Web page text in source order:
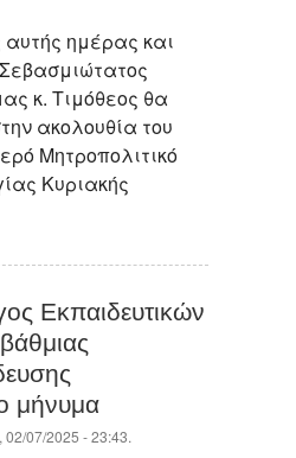
ημέρας και
κ. Τιμόθεος θα
ακολουθία του
Μητροπολιτικό
Κυριακής
Εκπαιδευτικών
μήνυμα
07/2025 - 23:43.